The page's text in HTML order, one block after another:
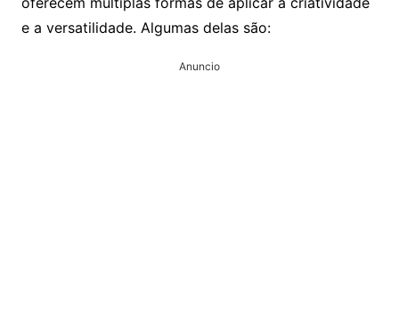
e a versatilidade. Algumas delas são:
Anuncio